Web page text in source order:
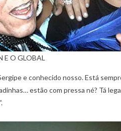
E O GLOBAL
e conhecido nosso. Está
estão com pressa né? Tá